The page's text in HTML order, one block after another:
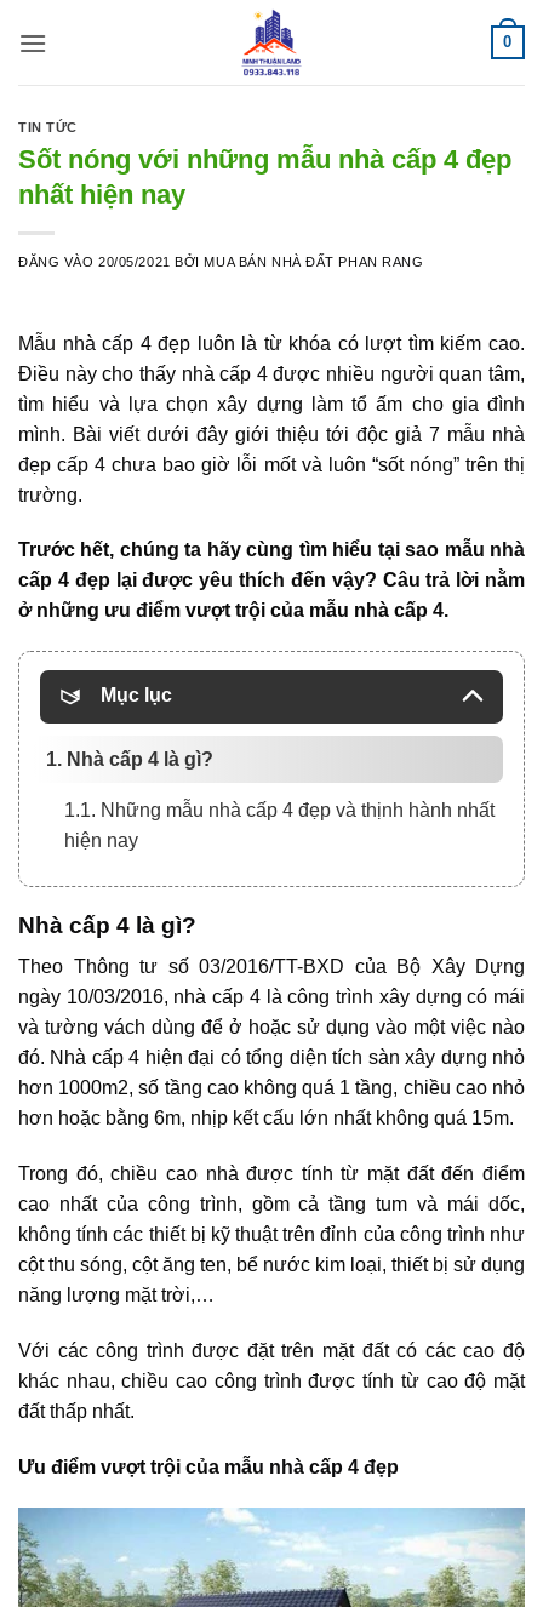
qua
0
TIN TỨC
Sốt nóng với những mẫu nhà cấp 4 đẹp
nhất hiện nay
ĐĂNG VÀO20/05/2021 BỞI MUA BÁN NHÀ ĐẤT PHAN RANG
Mẫu nhà cấp 4 đẹp luôn là từ khóa có lượt tìm kiếm cao.
Điều này cho thấy nhà cấp 4 được nhiều người quan tâm,
tìm hiểu và lựa chọn xây dựng làm tổ ấm cho gia đình
mình. Bài viết dưới đây giới thiệu tới độc giả 7 mẫu nhà
đẹp cấp 4 chưa bao giờ lỗi mốt và luôn “sốt nóng” trên thị
trường.
Trước hết, chúng ta hãy cùng tìm hiểu tại sao mẫu nhà
cấp 4 đẹp lại được yêu thích đến vậy? Câu trả lời nằm
ở những ưu điểm vượt trội của mẫu nhà cấp 4.
Mục lục
1. Nhà cấp 4 là gì?
1.1. Những mẫu nhà cấp 4 đẹp và thịnh hành nhất
hiện nay
Nhà cấp 4 là gì?
Theo Thông tư số 03/2016/TT-BXD của Bộ Xây Dựng
ngày 10/03/2016, nhà cấp 4 là công trình xây dựng có mái
và tường vách dùng để ở hoặc sử dụng vào một việc nào
đó. Nhà cấp 4 hiện đại có tổng diện tích sàn xây dựng nhỏ
hơn 1000m2, số tầng cao không quá 1 tầng, chiều cao nhỏ
hơn hoặc bằng 6m, nhịp kết cấu lớn nhất không quá 15m.
Trong đó, chiều cao nhà được tính từ mặt đất đến điểm
cao nhất của công trình, gồm cả tầng tum và mái dốc,
không tính các thiết bị kỹ thuật trên đỉnh của công trình như
cột thu sóng, cột ăng ten, bể nước kim loại, thiết bị sử dụng
năng lượng mặt trời,…
Với các công trình được đặt trên mặt đất có các cao độ
khác nhau, chiều cao công trình được tính từ cao độ mặt
đất thấp nhất.
Ưu điểm vượt trội của mẫu nhà cấp 4 đẹp